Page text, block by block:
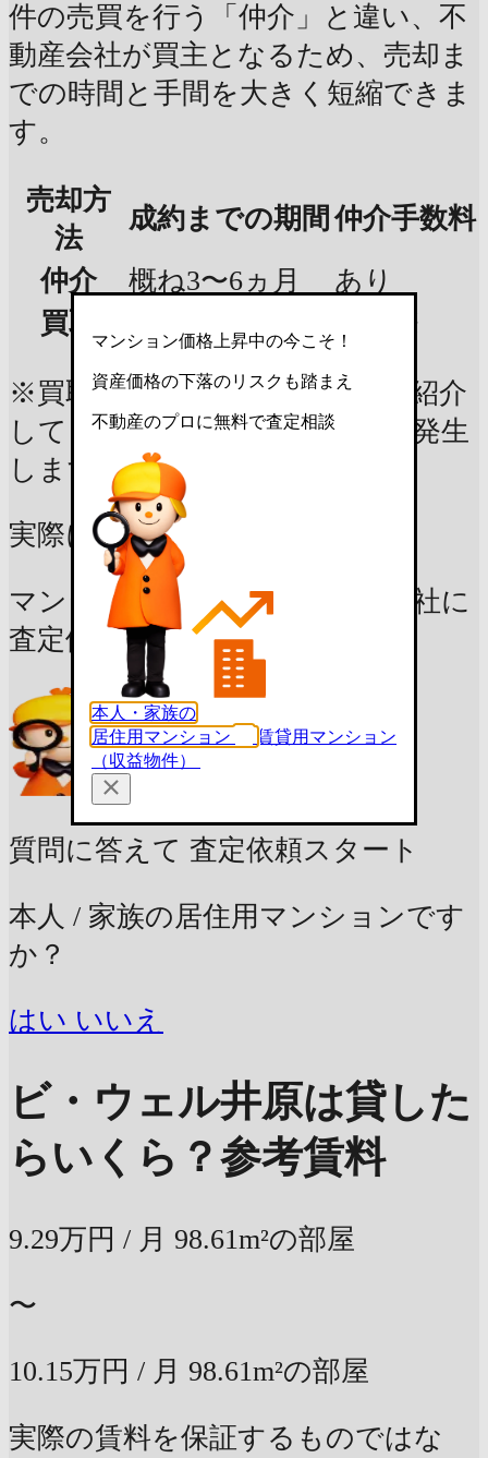
件の売買を行う「仲介」と違い、不
動産会社が買主となるため、売却ま
での時間と手間を大きく短縮できま
す。
売却方
法
成約までの期間 仲介手数料
仲介
概ね3〜6ヵ月
あり
買取
最短数日 なし※
※買取をする別の不動産会社を紹介
してもらう場合は仲介手数料が発生
します
実際にいくらで売れる？
マンション売却に強い不動産会社に
査定依頼しよう
質問に答えて 査定依頼スタート
本人 / 家族の居住用マンションです
か？
はい いいえ
ビ・ウェル井原は貸した
らいくら？参考賃料
9.29万円 / 月 98.61m²の部屋
〜
10.15万円 / 月 98.61m²の部屋
実際の賃料を保証するものではな
マンション価格上昇中の今こそ！
資産価格の下落のリスクも踏まえ
不動産のプロに無料で査定相談
本人・家族の
居住用マンション
賃貸用マンション
（収益物件）